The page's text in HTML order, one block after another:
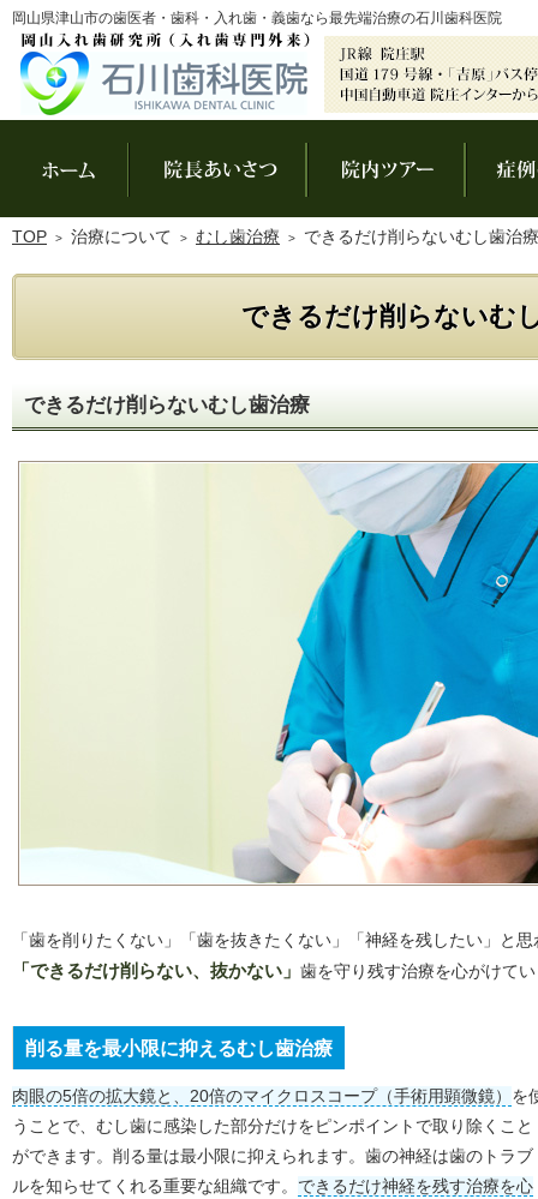
できるだけ削らないむ
岡山県津山市の歯医者・歯科・入れ歯・義歯なら最先端治療の石川歯科医院
できるだけ削らないむし歯治療
「歯を削りたくない」「歯を抜きたくない」「神経を残したい」と
「できるだけ削らない、抜かない」 歯を守り残す治療を心がけて
削る量を最小限に抑えるむし歯治療
肉眼の5倍の拡大鏡と、20倍のマイクロスコープ（手術用顕微鏡） を
うことで、むし歯に感染した部分だけをピンポイントで取り除くこと
ができます。削る量は最小限に抑えられます。歯の神経は歯のトラブ
ルを知らせてくれる重要な組織です。 できるだけ神経を残す治療を心
TOP 治療について むし歯治療 できるだけ削らないむし歯治療